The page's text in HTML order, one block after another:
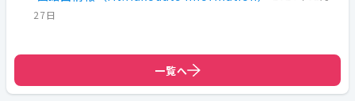
27日
一覧へ